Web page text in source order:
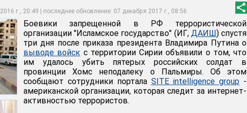
г., 20:49 | последнее обновление: 07 декабря 2017 г., 08:56
объявили о том, что им удалось убить пятерых российских
отличившимися в ходе военной операции в Сирии, и
гибель российского военного Федора Журавлева
России
с 15 марта начать вывод российских войск из Сирии
России
Боевики запрещенной в РФ террористической
организации "Исламское государство" (ИГ, ДАИШ) спустя
три дня после приказа президента Владимира Путина о
выводе войск с территории Сирии объявили о том, что
им удалось убить пятерых российских солдат в
провинции Хомс неподалеку о Пальмиры. Об этом
сообщают сотрудники портала SITE intelligence group -
американской организации, которая следит за интернет-
активностью террористов.